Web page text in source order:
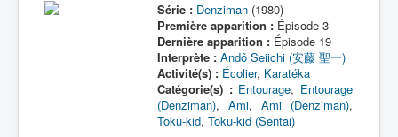
Série : Denziman(1980)
Première apparition :Épisode 3
Dernière apparition :Épisode 19
Interprète : Andô Seiichi (安藤 聖一)
Activité(s) : Écolier, Karatéka
Catégorie(s) : Entourage, Entourage
(Denziman), Ami, Ami (Denziman),
Toku-kid, Toku-kid (Sentai)